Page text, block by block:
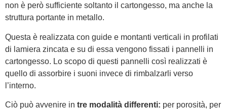
non è però sufficiente soltanto il cartongesso, ma anche la
struttura portante in metallo.
Questa è realizzata con guide e montanti verticali in profilati
di lamiera zincata e su di essa vengono fissati i pannelli in
cartongesso. Lo scopo di questi pannelli così realizzati è
quello di assorbire i suoni invece di rimbalzarli verso
l’interno.
Ciò può avvenire in tre modalità differenti: per porosità, per